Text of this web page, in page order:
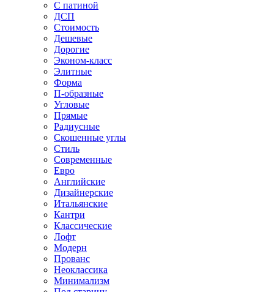
С патиной
ДСП
Стоимость
Дешевые
Дорогие
Эконом-класс
Элитные
Форма
П-образные
Угловые
Прямые
Радиусные
Скошенные углы
Стиль
Современные
Евро
Английские
Дизайнерские
Итальянские
Кантри
Классические
Лофт
Модерн
Прованс
Неоклассика
Минимализм